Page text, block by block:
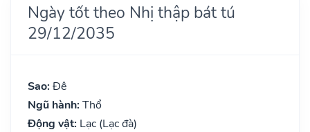
Ngày tốt theo Nhị thập bát tú
29/12/2035
Sao: Đê
Ngũ hành: Thổ
Động vật: Lạc (Lạc đà)